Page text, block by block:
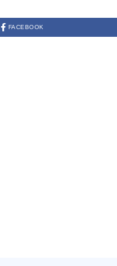
FACEBOOK